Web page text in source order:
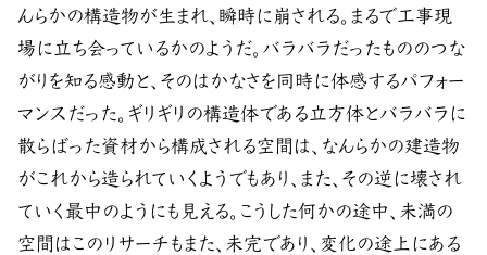
んらかの構造物が生まれ、瞬時に崩される。まるで工事現
場に立ち会っているかのようだ。バラバラだったもののつな
がりを知る感動と、そのはかなさを同時に体感するパフォー
マンスだった。ギリギリの構造体である立方体とバラバラに
散らばった資材から構成される空間は、なんらかの建造物
がこれから造られていくようでもあり、また、その逆に壊され
ていく最中のようにも見える。こうした何かの途中、未満の
空間はこのリサーチもまた、未完であり、変化の途上にある